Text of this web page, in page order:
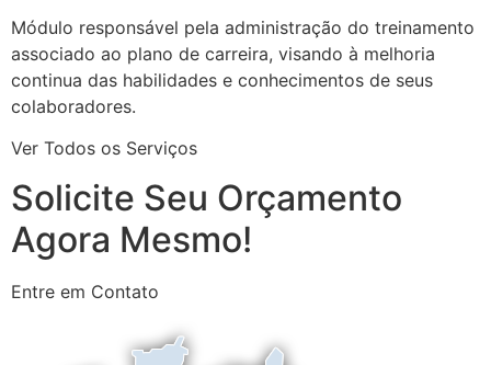
Módulo responsável pela administração do treinamento
associado ao plano de carreira, visando à melhoria
continua das habilidades e conhecimentos de seus
colaboradores.
Ver Todos os Serviços
Solicite Seu Orçamento
Agora Mesmo!
Entre em Contato